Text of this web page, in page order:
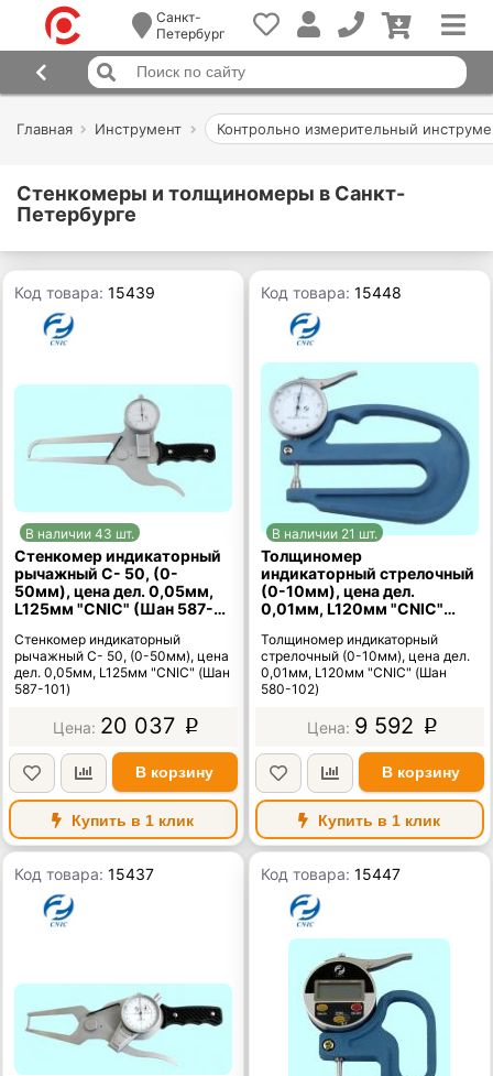
Санкт-
Петербург
Главная Инструмент Контрольно измерительный
Стенкомеры и толщиномеры в Санкт-
Петербурге
Код товара:15439
В наличии 43 шт.
Стенкомер индикаторный
рычажный С- 50, (0-
50мм), цена дел. 0,05мм,
L125мм "CNIC" (Шан 587-
Стенкомер индикаторный
рычажный С- 50, (0-50мм), цена
дел. 0,05мм, L125мм "CNIC" (Шан
587-101)
20 037 p
В корзину
Купить в 1 клик
Код товара:15448
В наличии 21 шт.
Толщиномер
индикаторный стрелочный
(0-10мм), цена дел.
0,01мм, L120мм "CNIC"
Толщиномер индикаторный
стрелочный (0-10мм), цена дел.
0,01мм, L120мм "CNIC" (Шан
580-102)
9 592 p
В корзину
Купить в 1 клик
Код товара:15437 Код товара:15447